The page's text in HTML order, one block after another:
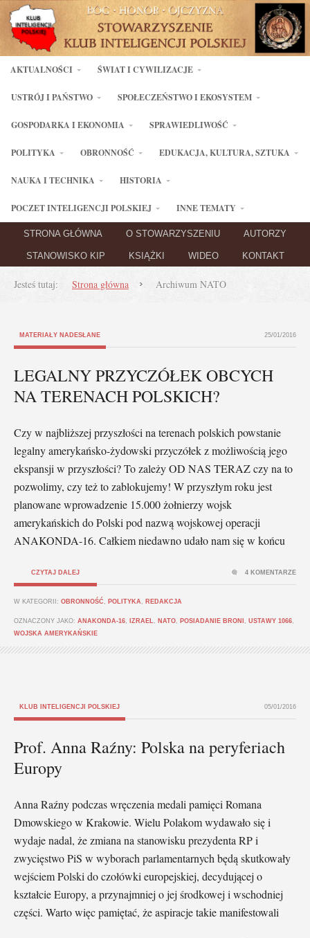
AKTUALNOŚCI ŚWIAT I CYWILIZACJE
USTRÓJ I PAŃSTWO SPOŁECZEŃSTWO I EKOSYSTEM
GOSPODARKA I EKONOMIA SPRAWIEDLIWOŚĆ
POLITYKA OBRONNOŚĆ EDUKACJA, KULTURA, SZTUKA
NAUKA I TECHNIKA HISTORIA
POCZET INTELIGENCJI POLSKIEJ INNE TEMATY
STRONA GŁÓWNA O STOWARZYSZENIU AUTORZY
STANOWISKO KIP KSIĄŻKI WIDEO KONTAKT
Jesteś tutaj: Strona główna Archiwum NATO
MATERIAŁY NADESŁANE 25/01/2016
LEGALNY PRZYCZÓŁEK OBCYCH
NA TERENACH POLSKICH?
Czy w najbliższej przyszłości na terenach polskich powstanie
legalny amerykańsko-żydowski przyczółek z możliwością jego
ekspansji w przyszłości? To zależy OD NAS TERAZ czy na to
pozwolimy, czy też to zablokujemy! W przyszłym roku jest
planowane wprowadzenie 15.000 żołnierzy wojsk
amerykańskich do Polski pod nazwą wojskowej operacji
ANAKONDA-16. Całkiem niedawno udało nam się w końcu
CZYTAJ DALEJ
W KATEGORII: OBRONNOŚĆ POLITYKA REDAKCJA
OZNACZONY JAKO: ANAKONDA-16 IZRAEL NATO POSIADANIE BRONI USTAWY 1066
WOJSKA AMERYKAŃSKIE
4 KOMENTARZE
KLUB INTELIGENCJI POLSKIEJ 05/01/2016
Prof. Anna Raźny: Polska na peryferiach
Europy
Anna Raźny podczas wręczenia medali pamięci Romana
Dmowskiego w Krakowie. Wielu Polakom wydawało się i
wydaje nadal, że zmiana na stanowisku prezydenta RP i
zwycięstwo PiS w wyborach parlamentarnych będą skutkowały
wejściem Polski do czołówki europejskiej, decydującej o
kształcie Europy, a przynajmniej o jej środkowej i wschodniej
części. Warto więc pamiętać, że aspiracje takie manifestowali